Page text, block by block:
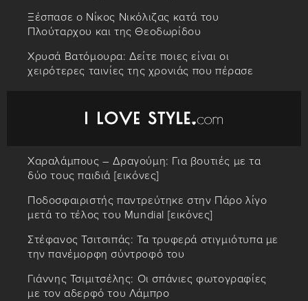
Ξέσπασε ο Νίκος Νικόλιζας κατά του
Πλούταρχου και της Θεοδωρίδου
Χρυσά Βατόμουρα: Δείτε ποιες είναι οι
χειρότερες ταινίες της χρονιάς που πέρασε
Χαραλάμπους – Δραγούμη: Για βουτιές με τα
δύο τους παιδιά [εικόνες]
Ποδοσφαιριστής παντρεύτηκε στην Πάρο λίγο
μετά το τέλος του Mundial [εικόνες]
Στέφανος Τσιτσιπάς: Τα τρυφερά στιγμιότυπα με
την πανέμορφη σύντροφό του
Γιάννης Τσιμιτσέλης: Οι σπάνιες φωτογραφίες
με τον αδερφό του Λάμπρο